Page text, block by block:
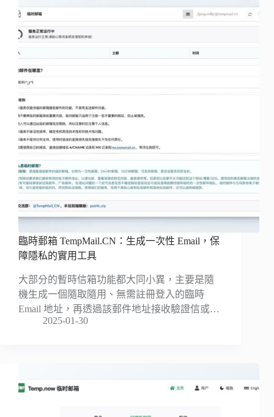
臨時郵箱 TempMail.CN：生成一次性 Email，保
障隱私的實用工具
大部分的暫時信箱功能都大同小異，主要是隨
機生成一個隨取隨用、無需註冊登入的臨時
Email 地址，再透過該郵件地址接收驗證信或…
2025-01-30